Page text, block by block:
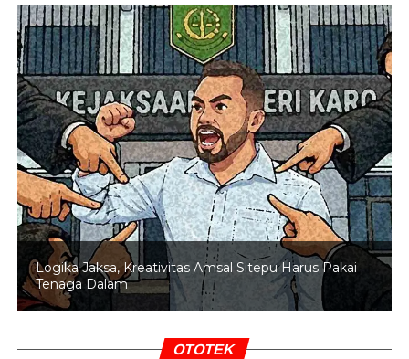
Logika Jaksa, Kreativitas Amsal Sitepu Harus Pakai
Tenaga Dalam
OTOTEK